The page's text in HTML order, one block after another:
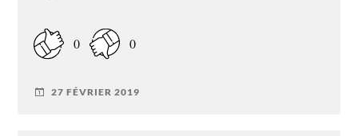
0 0
27 FÉVRIER 2019